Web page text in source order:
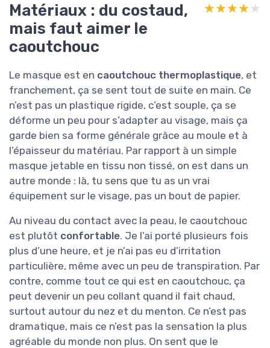
Matériaux : du costaud,
mais faut aimer le
caoutchouc
★★★★★
★★★★★
Le masque est en caoutchouc thermoplastique, et
franchement, ça se sent tout de suite en main. Ce
n’est pas un plastique rigide, c’est souple, ça se
déforme un peu pour s’adapter au visage, mais ça
garde bien sa forme générale grâce au moule et à
l’épaisseur du matériau. Par rapport à un simple
masque jetable en tissu non tissé, on est dans un
autre monde : là, tu sens que tu as un vrai
équipement sur le visage, pas un bout de papier.
Au niveau du contact avec la peau, le caoutchouc
est plutôt confortable. Je l’ai porté plusieurs fois
plus d’une heure, et je n’ai pas eu d’irritation
particulière, même avec un peu de transpiration. Par
contre, comme tout ce qui est en caoutchouc, ça
peut devenir un peu collant quand il fait chaud,
surtout autour du nez et du menton. Ce n’est pas
dramatique, mais ce n’est pas la sensation la plus
agréable du monde non plus. On sent que le